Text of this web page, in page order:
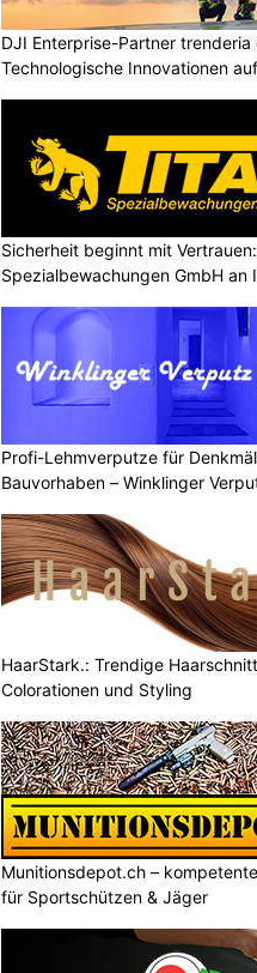
DJI Enterprise-Partner trenderia
Technologische Innovationen
Sicherheit beginnt mit
Spezialbewachungen GmbH an
Profi-Lehmverputze für
Bauvorhaben – Winklinger
HaarStark.: Trendige
Colorationen und Styling
Munitionsdepot.ch –
für Sportschützen & Jäger